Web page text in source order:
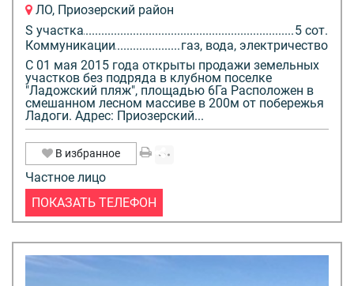
ЛО, Приозерский район
S участка
5 сот.
Коммуникации
газ, вода, электричество
С 01 мая 2015 года открыты продажи земельных
участков без подряда в клубном поселке
"Ладожский пляж", площадью 6Га Расположен в
смешанном лесном массиве в 200м от побережья
Ладоги. Адрес: Приозерский...
В избранное
Частное лицо
ПОКАЗАТЬ ТЕЛЕФОН